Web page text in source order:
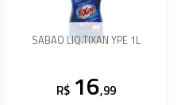
SABAO LIQ.TIXAN YPE 1L
R$ 16,99